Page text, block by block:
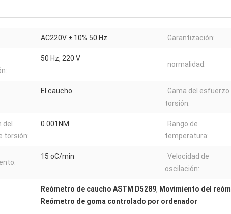
AC220V ± 10% 50 Hz Garantización:
50 Hz, 220 V
normalidad:
El caucho
Gama del esfuerzo
torsión:
del
torsión:
0.001NM
Rango de
temperatura:
15 oC/min
Velocidad de
oscilación:
Reómetro de caucho ASTM D5289, Movimiento del
Reómetro de goma controlado por ordenador